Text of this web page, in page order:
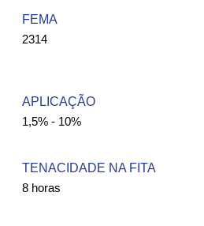
FEMA ​
2314
APLICAÇÃO
1,5% - 10%
TENACIDADE NA FITA
8 horas